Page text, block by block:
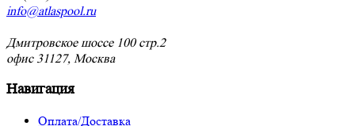
info@atlaspool.ru
Дмитровское шоссе 100 стр.2
офис 31127, Москва
Навигация
Оплата/Доставка